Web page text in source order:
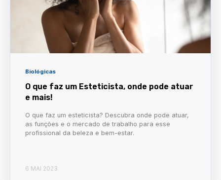
Biológicas
O que faz um Esteticista, onde pode atuar
e mais!
O que faz um esteticista? Descubra onde pode atuar,
as funções e o mercado de trabalho para esse
profissional da beleza e bem-estar.
6 MAI 2023